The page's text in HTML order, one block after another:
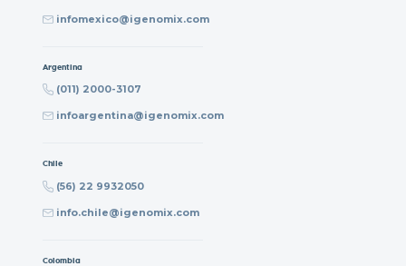
infomexico@igenomix.com
Argentina
(011) 2000-3107
infoargentina@igenomix.com
Chile
(56) 22 9932050
info.chile@igenomix.com
Colombia